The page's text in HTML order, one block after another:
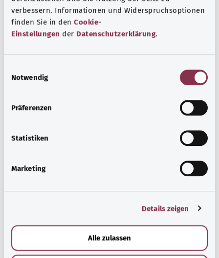
verbessern. Informationen und Widerspruchsoptionen
finden Sie in den Cookie-
Einstellungen der Datenschutzerklärung.
Notwendig
Präferenzen
Statistiken
Marketing
Details zeigen
Alle zulassen
Gesundheitsthemen.
Mehr erfahren
gesetzlich verankerte Rechte. Wer über diese Rechte gut
profitieren.
Mehr erfahren